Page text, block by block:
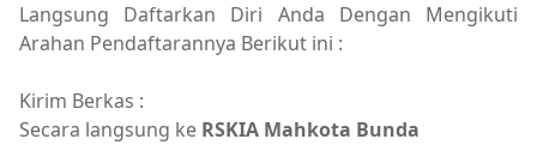
Langsung Daftarkan Diri Anda Dengan Mengikuti
Arahan Pendaftarannya Berikut ini :
Kirim Berkas :
Secara langsung ke RSKIA Mahkota Bunda